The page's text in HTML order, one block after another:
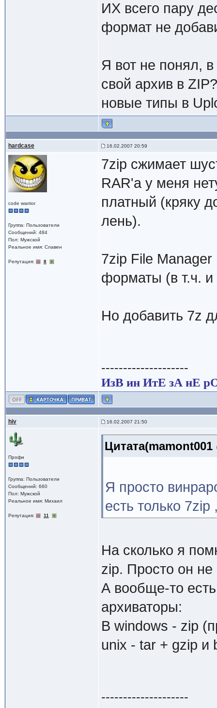
ИХ всего пару
формат не
Я вот не понял,
свой архив в
новые типы в
hardcase 16.02.2007 20:59
code warrior
Группа: Пользователи
Сообщений: 484
Пол: Мужской
Реальное имя: Славен
Репутация: 8
7zip сжимает
RAR'а у меня
платный (кряку
лень).
7zip File
форматы (в т.ч. и
Но добавить 7z
--------------------
ИзВ ин ИтЕ зА нЕ
hiv 16.02.2007 21:50
Профи
Группа: Пользователи
Сообщений: 660
Пол: Мужской
Реальное имя: Михаил
Репутация: 11
Цитата(mamont001
Я просто
есть только
На сколько я
zip. Просто он
А вообще-то
архиваторы:
В windows - zip
unix - tar + gzip и
--------------------